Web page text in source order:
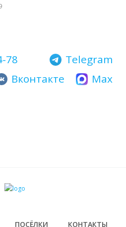
78
Telegram
Вконтакте Max
ПОСЁЛКИ КОНТАКТЫ